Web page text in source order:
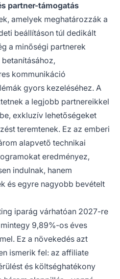
partner-támogatás
amelyek meghatározzák a
beállításon túl dedikált
a minőségi partnerek
kommunikáció
gyors kezeléséhez. A
a legjobb partnereikkel
exkluzív lehetőségeket
teremtenek. Ez az emberi
alapvető technikai
eredményez,
indulnak, hanem
és egyre nagyobb bevételt
iparág várhatóan 2027-re
9,89%-os éves
Ez a növekedés azt
ismerik fel: az affiliate
és költséghatékony